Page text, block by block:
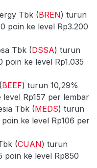
Tbk (BREN) turun
poin ke level Rp3.200
Tbk (DSSA) turun
poin ke level Rp1.035
BEEF) turun 10,29%
Rp157 per lembar
Tbk (MEDS) turun
ke level Rp106 per
(CUAN) turun
poin ke level Rp850